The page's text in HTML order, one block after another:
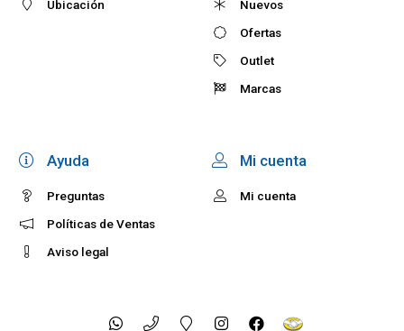
Ubicación
Nuevos
Ofertas
Outlet
Marcas
Ayuda
Preguntas
Políticas de Ventas
Aviso legal
Mi cuenta
Mi cuenta